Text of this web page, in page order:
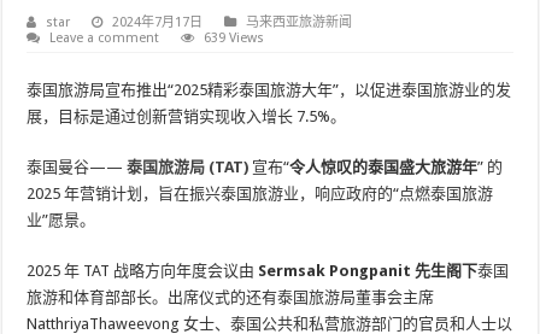
star 2024年7月17日
马来西亚旅游新闻
Leave a comment
639 Views
泰国旅游局宣布推出“2025精彩泰国旅游大年”，以促进泰国旅游业的发
展，目标是通过创新营销实现收入增长 7.5%。
泰国曼谷——泰国旅游局 (TAT) 宣布“令人惊叹的泰国盛大旅游年” 的
2025 年营销计划，旨在振兴泰国旅游业，响应政府的“点燃泰国旅游
业”愿景。
2025 年 TAT 战略方向年度会议由 Sermsak Pongpanit 先生阁下泰国
旅游和体育部部长。出席仪式的还有泰国旅游局董事会主席
NatthriyaThaweevong 女士、泰国公共和私营旅游部门的官员和人士以